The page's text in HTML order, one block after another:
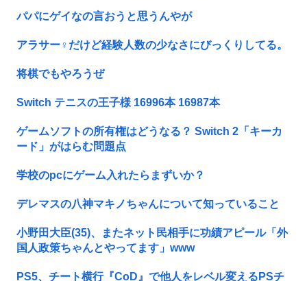
パパにゲイなの言おうと思うんやが
アラサー♀だけど経験人数の少なさにびっくりしてる。
将棋でもやろうぜ
Switch テニスの王子様 16996本 16987本
ゲームソフトの所有権はどうなる？ Switch 2「キーカ
ード」がはらむ問題点
学校のpcにゲーム入れたらまずいか？
デレマスの八神マキノちゃんについて知っていること
小野田大臣(35)、またネット民相手に功績アピール「外
国人政策ちゃんとやってます」www
PS5、チート横行『CoD』で他人をレベル変えるPSチ